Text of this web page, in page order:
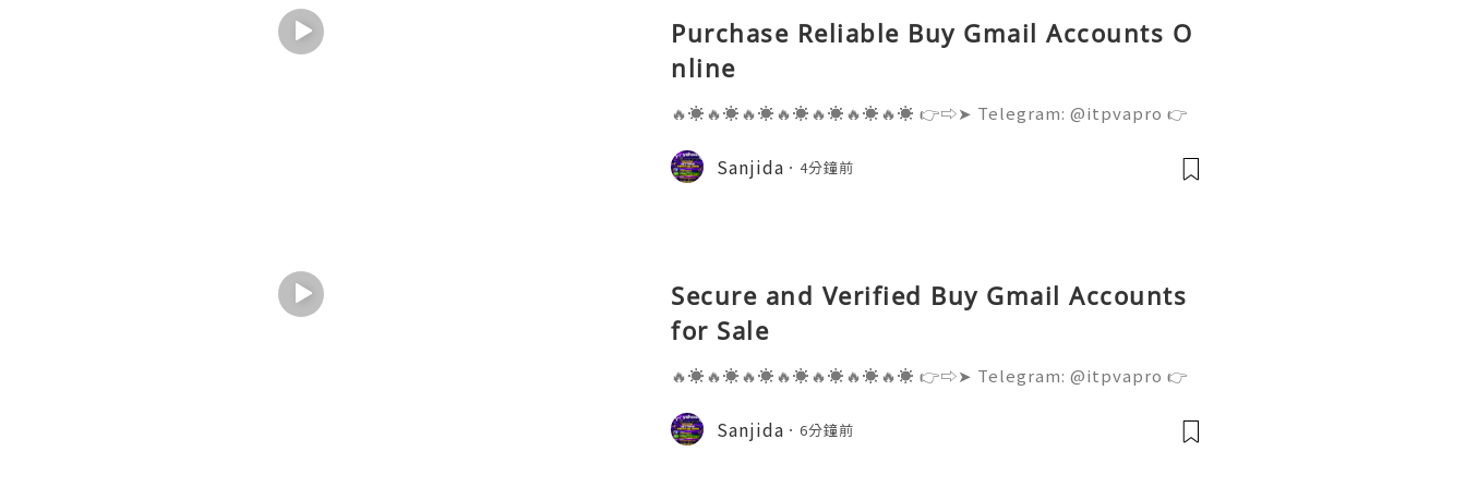
Purchase Reliable Buy Gmail Accounts O
nline
🔥☀️🔥☀️🔥☀️🔥☀️🔥☀️🔥☀️🔥☀️ 👉⇨➤ Telegram: @itpvapro 👉
ail.com 👉⇨➤ Visit To Website: https://itpvapro.com Gmail i
s one of the most widely used email servi
Sanjida 4分鐘前
Secure and Verified Buy Gmail Accounts
for Sale
🔥☀️🔥☀️🔥☀️🔥☀️🔥☀️🔥☀️🔥☀️ 👉⇨➤ Telegram: @itpvapro 👉
ail.com 👉⇨➤ Visit To Website: https://itpvapro.com Gmail i
s one of the most widely used email servi
Sanjida 6分鐘前